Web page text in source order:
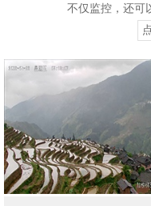
不仅监控，还可